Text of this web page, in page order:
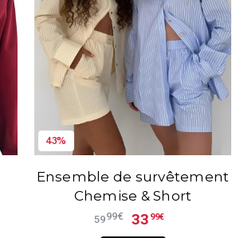
43%
Ensemble de survêtement
Chemise & Short
5999€ 33 99€